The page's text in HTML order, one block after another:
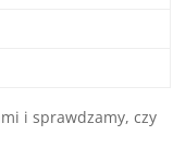
i sprawdzamy, czy